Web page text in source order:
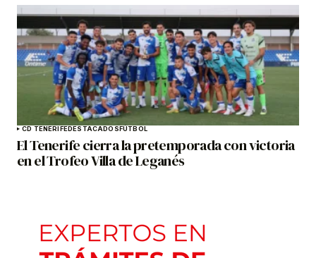
CD TENERIFEDESTACADOSFÚTBOL
El Tenerife cierra la pretemporada con victoria
en el Trofeo Villa de Leganés